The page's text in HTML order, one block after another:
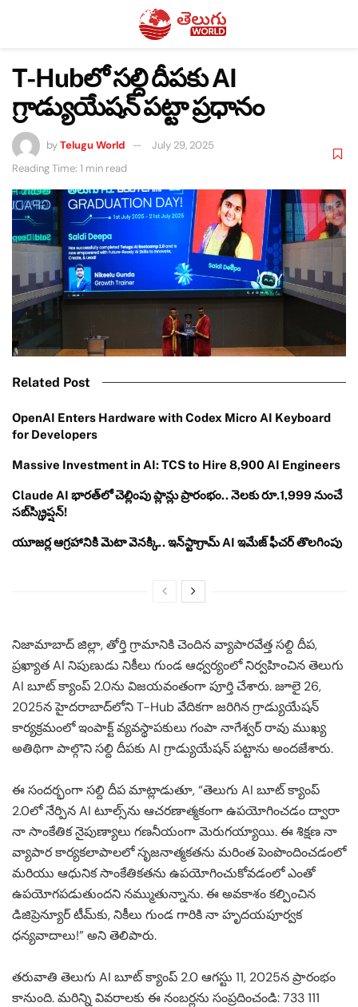
T-Hubలో సల్ది దీపకు AI
గ్రాడ్యుయేషన్ పట్టా ప్రధానం
byTelugu World
July 29, 2025
Reading Time: 1 min read
Related Post
OpenAI Enters Hardware with Codex Micro AI Keyboard
for Developers
Massive Investment in AI: TCS to Hire 8,900 AI Engineers
Claude AI భారత్‌లో చెల్లింపు ప్లాన్లు ప్రారంభం.. నెలకు రూ.1,999 నుంచే
సబ్‌స్క్రిప్షన్!
యూజర్ల ఆగ్రహానికి మెటా వెనక్కి.. ఇన్‌స్టాగ్రామ్ AI ఇమేజ్ ఫీచర్ తొలగింపు
నిజామాబాద్ జిల్లా, తోర్తి గ్రామానికి చెందిన వ్యాపారవేత్త సల్ది దీప,
ప్రఖ్యాత AI నిపుణుడు నికీలు గుండ ఆధ్వర్యంలో నిర్వహించిన తెలుగు
AI బూట్ క్యాంప్ 2.0ను విజయవంతంగా పూర్తి చేశారు. జూలై 26,
2025న హైదరాబాద్‌లోని T-Hub వేదికగా జరిగిన గ్రాడ్యుయేషన్
కార్యక్రమంలో ఇంపాక్ట్ వ్యవస్థాపకులు గంపా నాగేశ్వర్ రావు ముఖ్య
అతిథిగా పాల్గొని సల్ది దీపకు AI గ్రాడ్యుయేషన్ పట్టాను అందజేశారు.
ఈ సందర్భంగా సల్ది దీప మాట్లాడుతూ, “తెలుగు AI బూట్ క్యాంప్
2.0లో నేర్పిన AI టూల్స్‌ను ఆచరణాత్మకంగా ఉపయోగించడం ద్వారా
నా సాంకేతిక నైపుణ్యాలు గణనీయంగా మెరుగయ్యాయి. ఈ శిక్షణ నా
వ్యాపార కార్యకలాపాలలో సృజనాత్మకతను మరింత పెంపొందించడంలో
మరియు ఆధునిక సాంకేతికతను ఉపయోగించుకోవడంలో ఎంతో
ఉపయోగపడుతుందని నమ్ముతున్నాను. ఈ అవకాశం కల్పించిన
డిజిప్రెన్యూర్ టీమ్‌కు, నికీలు గుండ గారికి నా హృదయపూర్వక
ధన్యవాదాలు!” అని తెలిపారు.
తరువాతి తెలుగు AI బూట్ క్యాంప్ 2.0 ఆగస్టు 11, 2025న ప్రారంభం
కానుంది. మరిన్ని వివరాలకు ఈ నంబర్లను సంప్రదించండి: 733 111